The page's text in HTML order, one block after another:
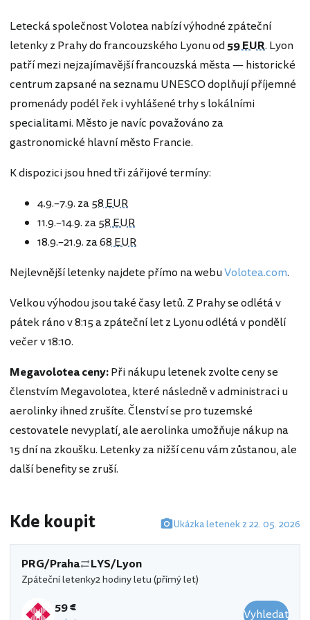
Letecká společnost Volotea nabízí výhodné zpáteční
letenky z Prahy do francouzského Lyonu od59 EUR. Lyon
patří mezi nejzajímavější francouzská města — historické
centrum zapsané na seznamu UNESCO doplňují příjemné
promenády podél řek i vyhlášené trhy s lokálními
specialitami. Město je navíc považováno za
gastronomické hlavní město Francie.
K dispozici jsou hned tři zářijové termíny:
4.9.–7.9. za58 EUR
11.9.–14.9. za58 EUR
18.9.–21.9. za68 EUR
Nejlevnější letenky najdete přímo na webuVolotea.com.
Velkou výhodou jsou také časy letů. Z Prahy se odlétá v
pátek ráno v 8:15 a zpáteční let z Lyonu odlétá v pondělí
večer v 18:10.
Megavolotea ceny:Při nákupu letenek zvolte ceny se
členstvím Megavolotea, které následně v administraci u
aerolinky ihned zrušíte. Členství se pro tuzemské
cestovatele nevyplatí, ale aerolinka umožňuje nákup na
15 dní na zkoušku. Letenky za nižší cenu vám zůstanou, ale
další benefity se zruší.
Kde koupit Ukázka letenek z 22. 05. 2026
PRG/Praha LYS/Lyon
Zpáteční letenky2 hodiny letu (přímý let)
59 € Vyhledat